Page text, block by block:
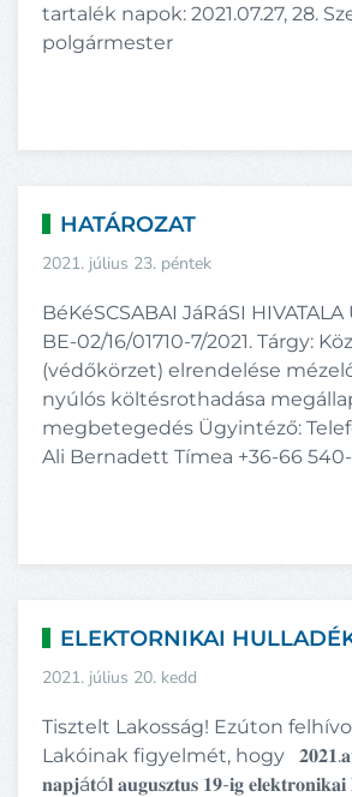
tartalék napok: 2021.07.27, 28.
polgármester
HATÁROZAT
2021. július 23. péntek
BéKéSCSABAI JáRáSI
BE-02/16/01710-7/2021. Tárgy:
(védőkörzet) elrendelése
nyúlós költésrothadása
megbetegedés Ügyintéző:
Ali Bernadett Tímea +36-66
ELEKTORNIKAI
2021. július 20. kedd
Tisztelt Lakosság! Ezúton
Lakóinak figyelmét, hogy
𝐧𝐚𝐩𝐣á𝐭ó𝐥 𝐚𝐮𝐠𝐮𝐬𝐳𝐭𝐮𝐬 𝟏𝟗-𝐢𝐠